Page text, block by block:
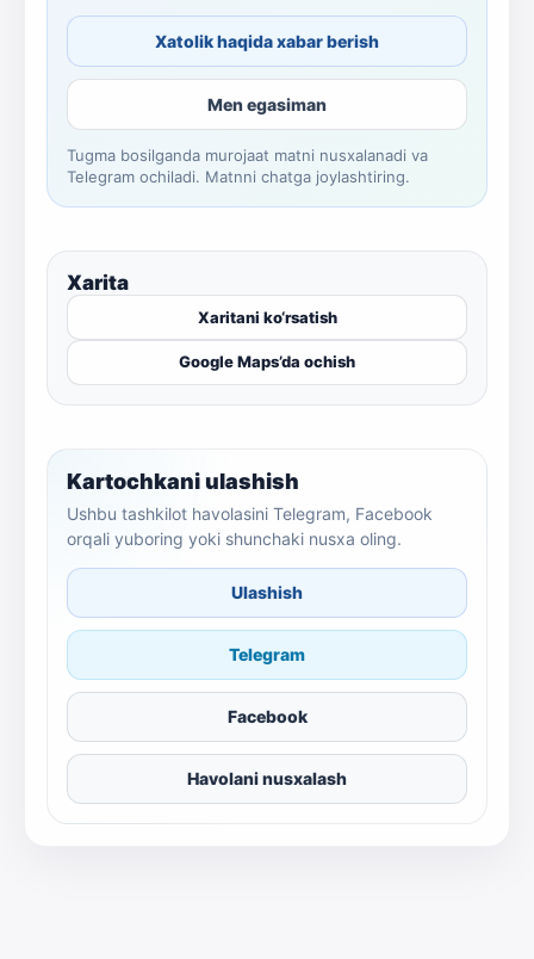
Xatolik haqida xabar berish
Men egasiman
Tugma bosilganda murojaat matni nusxalanadi va
Telegram ochiladi. Matnni chatga joylashtiring.
Xarita
Xaritani ko‘rsatish
Google Maps’da ochish
Kartochkani ulashish
Ushbu tashkilot havolasini Telegram, Facebook
orqali yuboring yoki shunchaki nusxa oling.
Ulashish
Telegram
Facebook
Havolani nusxalash